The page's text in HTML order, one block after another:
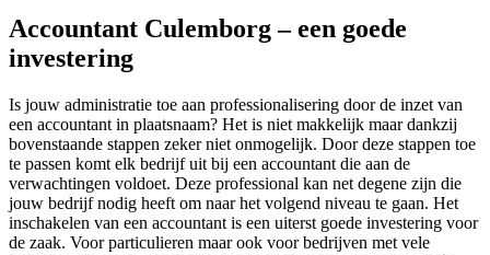
Accountant Culemborg – een goede
investering
Is jouw administratie toe aan professionalisering door de inzet van
een accountant in plaatsnaam? Het is niet makkelijk maar dankzij
bovenstaande stappen zeker niet onmogelijk. Door deze stappen toe
te passen komt elk bedrijf uit bij een accountant die aan de
verwachtingen voldoet. Deze professional kan net degene zijn die
jouw bedrijf nodig heeft om naar het volgend niveau te gaan. Het
inschakelen van een accountant is een uiterst goede investering voor
de zaak. Voor particulieren maar ook voor bedrijven met vele